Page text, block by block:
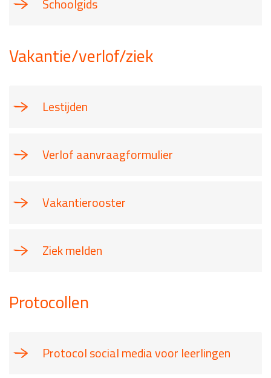
Vakantie/verlof/ziek
Lestijden
Verlof aanvraagformulier
Vakantierooster
Ziek melden
Protocollen
Protocol social media voor leerlingen